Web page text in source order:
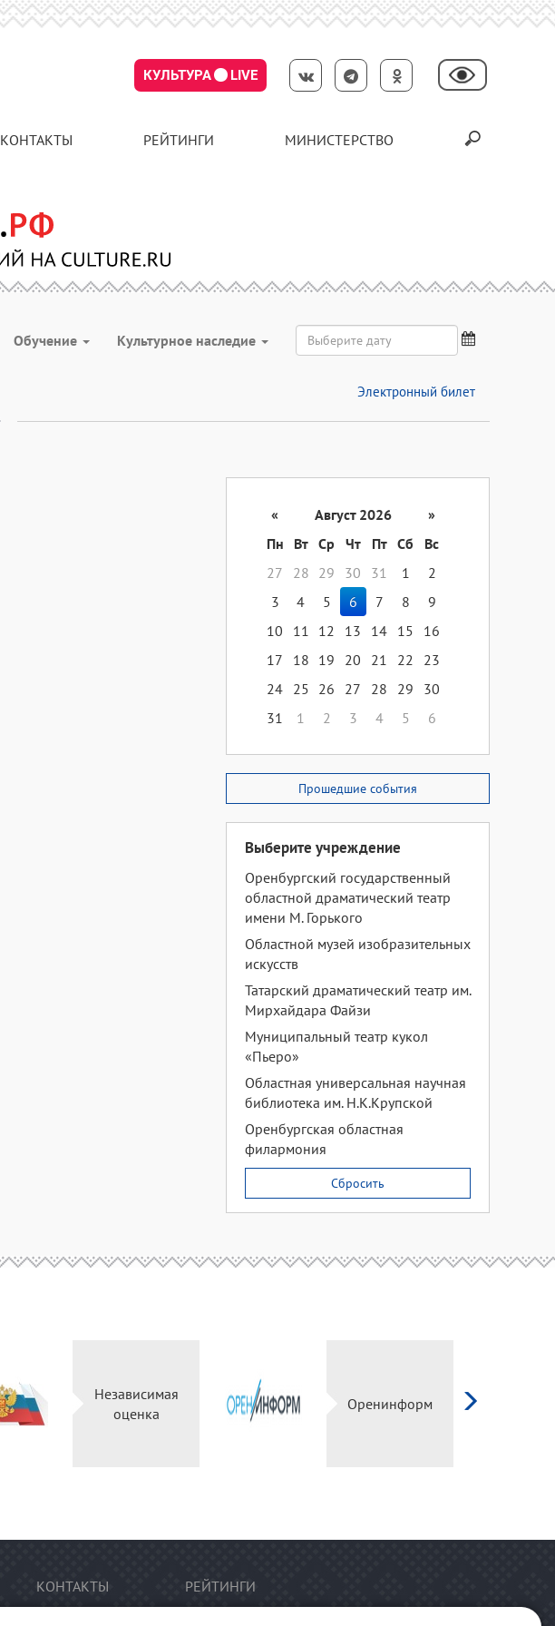
КУЛЬТУРА LIVE
КОНТАКТЫ РЕЙТИНГИ МИНИСТЕРСТВО
Обучение Культурное наследие
Электронный билет
« Август 2026
»
Пн
Вт Ср Чт Пт Сб
Вс
27
28 29 30 31 1
2
3
4 5 6 7 8
9
10
11 12 13 14 15
16
17
18 19 20 21 22
23
24 25 26 27 28 29
30
31
1 2 3 4 5 6
Прошедшие события
Выберите учреждение
Оренбургский государственный
областной драматический театр
имени М. Горького
Областной музей изобразительных
искусств
Татарский драматический театр им.
Мирхайдара Файзи
Муниципальный театр кукол
«Пьеро»
Областная универсальная научная
библиотека им. Н.К.Крупской
Оренбургская областная
филармония
Сбросить
Независимая
оценка
Оренинформ
КОНТАКТЫ РЕЙТИНГИ